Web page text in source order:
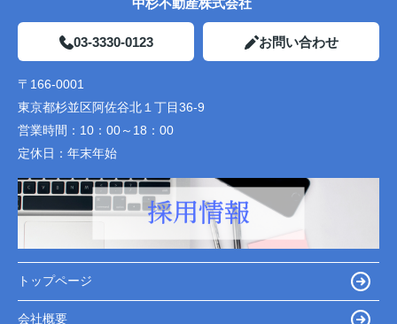
中杉不動産株式会社
03-3330-0123 お問い合わせ
〒166-0001
東京都杉並区阿佐谷北１丁目36-9
営業時間： 10：00～18：00
定休日： 年末年始
トップページ
会社概要